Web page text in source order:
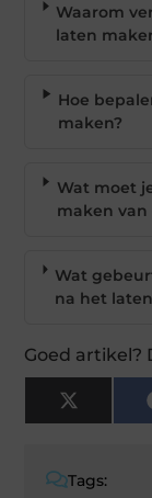
Waarom
laten
Hoe
maken?
Wat moet
maken van
Wat
na het
Goed artikel?
X
(Twitter)
Tags: